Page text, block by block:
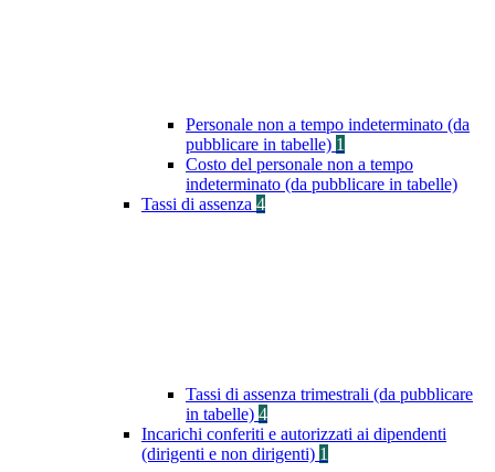
Personale non a tempo indeterminato (da
pubblicare in tabelle) 1
Costo del personale non a tempo
indeterminato (da pubblicare in tabelle)
Tassi di assenza 4
Tassi di assenza trimestrali (da pubblicare
in tabelle) 4
Incarichi conferiti e autorizzati ai dipendenti
(dirigenti e non dirigenti) 1